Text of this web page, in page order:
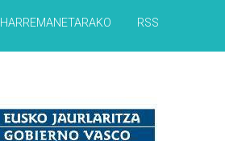
HARREMANETARAKO RSS